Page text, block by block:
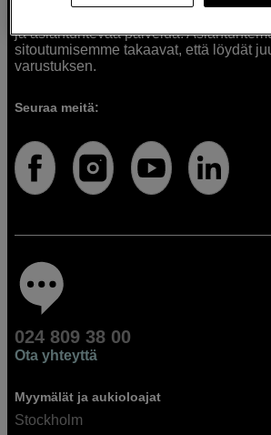
ja asiantuntevaa palvelua.
sitoutumisemme takaavat, että löydät
varustuksen.
Seuraa meitä:
024 809 38 00
Ota yhteyttä
Myymälät ja aukioloajat
Stockholm